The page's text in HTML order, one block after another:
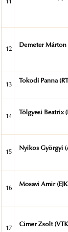
11
12
Demeter Márton
13
Tokodi Panna
14
Tölgyesi Beatrix
15
Nyikos Györgyi
16
Mosavi Amir
17
Cimer Zsolt